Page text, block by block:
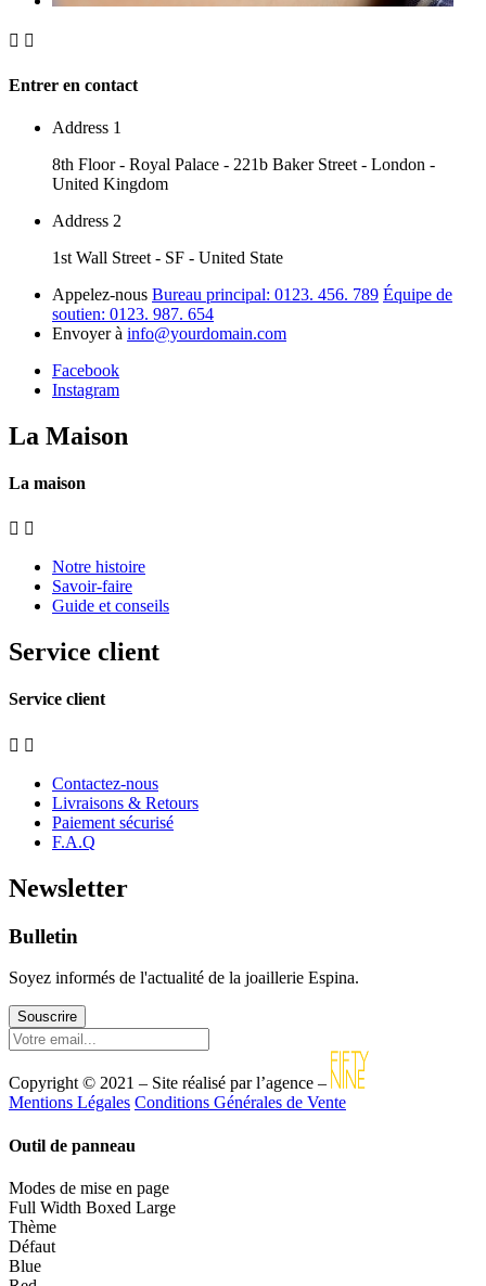
 
Entrer en contact
Address 1
8th Floor - Royal Palace - 221b Baker Street - London -
United Kingdom
Address 2
1st Wall Street - SF - United State
Appelez-nous Bureau principal: 0123. 456. 789 Équipe de
soutien: 0123. 987. 654
Envoyer à info@yourdomain.com
Facebook
Instagram
La Maison
La maison
 
Notre histoire
Savoir-faire
Guide et conseils
Service client
Service client
 
Contactez-nous
Livraisons & Retours
Paiement sécurisé
F.A.Q
Newsletter
Bulletin
Soyez informés de l'actualité de la joaillerie Espina.
Souscrire
Copyright © 2021 – Site réalisé par l’agence –
Mentions Légales Conditions Générales de Vente
Outil de panneau
Modes de mise en page
Full Width Boxed Large
Thème
Défaut
Blue